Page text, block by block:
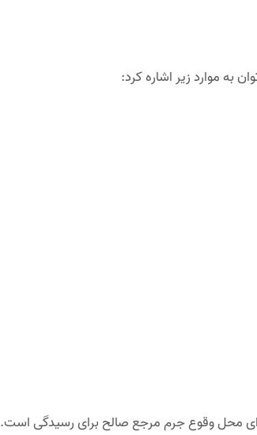
موارد زیر اشاره کرد:
محل وقوع جرم مرجع صالح برای رسیدگی است.